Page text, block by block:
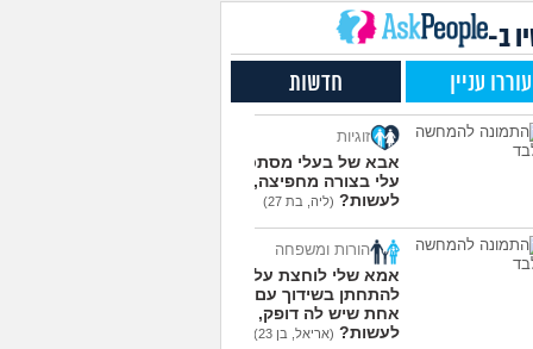
(יונתן, בן 18)
מתח אבל אני לא
(לחוצה, בת 16)
6
לעצמי או שהצלתי את
שלי? (כפיר, בן 14)
עוד שאלות חדשות במדור
ב-
עוררו עניין חדשות
זוגיות
אבא של בעלי מסתכל
עלי בצורה מחפיצה, מה
לעשות? (ליה, בת 27)
הורות ומשפחה
אמא שלי לוחצת עליי
להתחתן בשידוך עם כל
אחת שיש לה דופק, מה
לעשות? (אריאל, בן 23)